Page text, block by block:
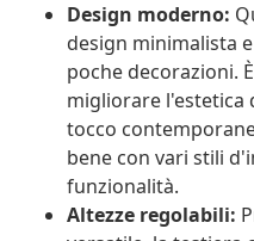
Design moderno:
design minimalista
poche decorazioni.
migliorare l'estetica
tocco
bene con vari stili
funzionalità.
Altezze regolabili: